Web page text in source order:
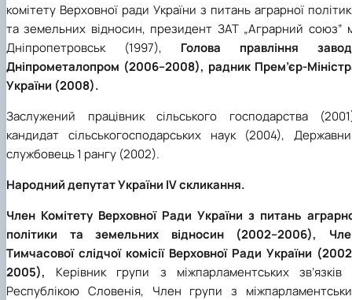
комітету Верховної ради України з питань аграрної
та земельних відносин, президент ЗАТ „Аграрний союз”
Дніпропетровськ (1997), Голова правління
Дніпрометалопром (2006–2008), радник Прем’єр-
України (2008).
Заслужений працівник сільського господарства
кандидат сільськогосподарських наук (2004),
службовець 1 рангу (2002).
Народний депутат України IV скликання.
Член Комітету Верховної Ради України з питань
політики та земельних відносин (2002–2006),
Тимчасової слідчої комісії Верховної Ради України
2005), Керівник групи з міжпарламентських зв’язків
Республікою Словенія, Член групи з